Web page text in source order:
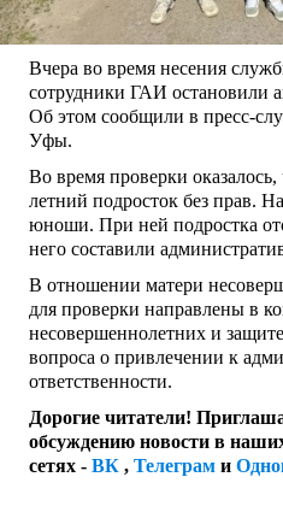
Вчера во время несения
сотрудники ГАИ остановили
Об этом сообщили в пресс-
Уфы.
Во время проверки оказалось,
летний подросток без прав.
юноши. При ней подростка
него составили
В отношении матери
для проверки направлены в
несовершеннолетних и
вопроса о привлечении к
ответственности.
Дорогие читатели!
обсуждению новости в
сетях - ВК , Телеграм и